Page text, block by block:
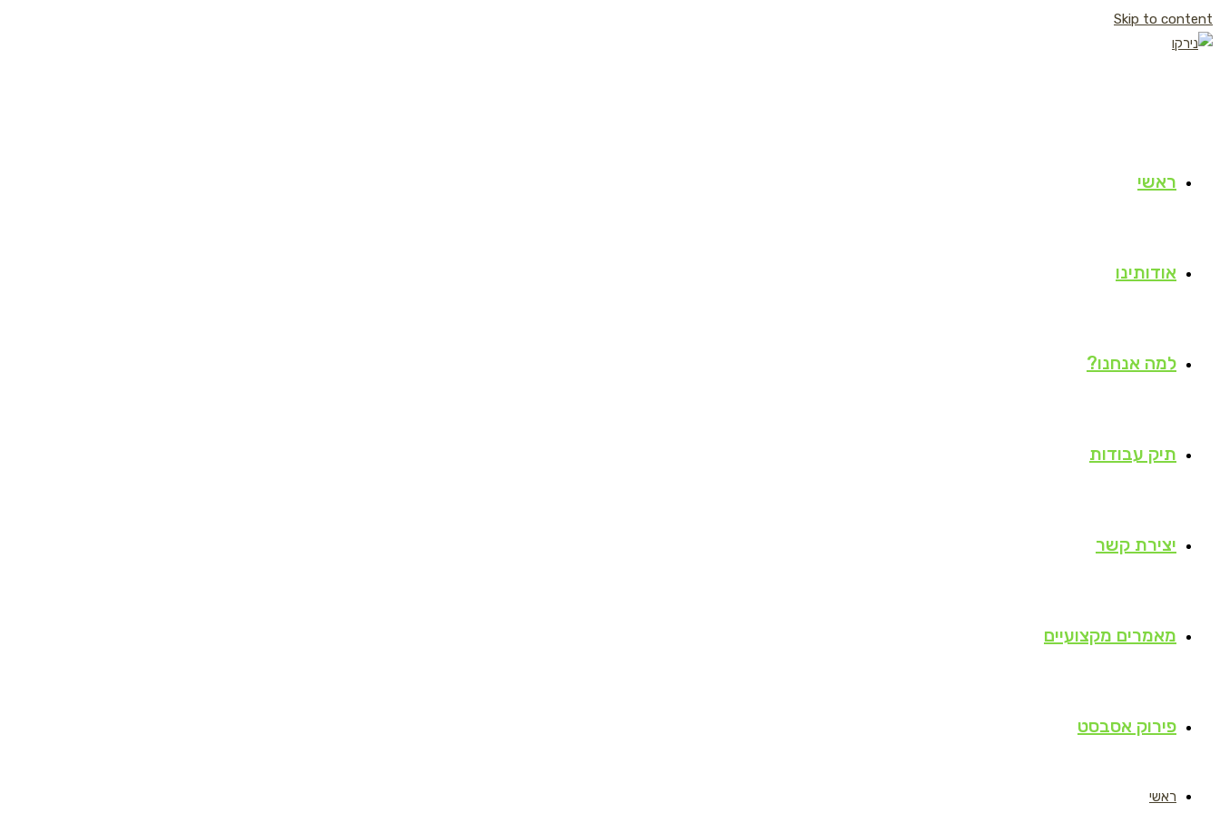
Skip to content
ראשי
אודותינו
למה אנחנו?
תיק עבודות
יצירת קשר
מאמרים מקצועיים
פירוק אסבסט
ראשי